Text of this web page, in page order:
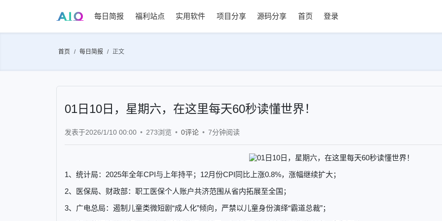
每日简报 福利站点 实用软件 项目分享 源码分享 首页 登录
首页 每日简报 正文
01日10日，星期六，在这里每天60秒读懂世界！
发表于2026/1/10 00:00 273浏览 0评论 7分钟阅读
1、统计局：2025年全年CPI与上年持平；12月份CPI同比上涨0.8%，涨幅继续扩大；
2、医保局、财政部：职工医保个人账户共济范围从省内拓展至全国；
3、广电总局：遏制儿童类微短剧“成人化”倾向，严禁以儿童身份演绎“霸道总裁”；